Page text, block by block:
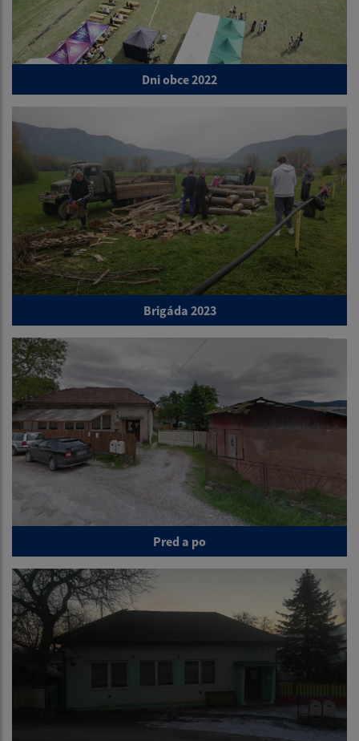
Dni obce 2022
Brigáda 2023
Pred a po